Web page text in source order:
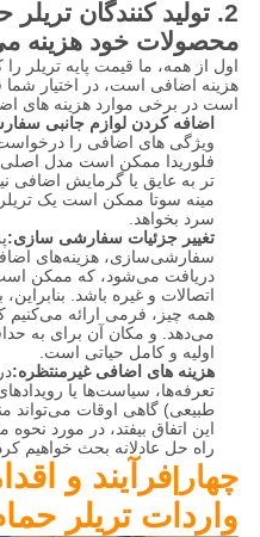
2. تولید کنندگان
محصولات خود هزینه
اول از همه، ما قیمت پایه تریلر
هزینه اضافی است، در اختیار
است در برخی موارد هزینه های
اضافه کردن لوازم جانبی
ویژگی های اضافی را درخواست
فلوریدا ممکن است مدل اصلی
تر به عایق یا گرمایش اضافی
مینه سوتا ممکن است یک
سرد بخواهد.
تغییر جزئیات سفارشی سازی:
سفارشی‌سازی، هزینه‌های
دریافت می‌شود، که ممکن
اتصالات و غیره باشد.
همه چیز، فرمی ارائه
می‌دهد. و مکان آن برای به
اولیه و کامل حیاتی است.
هزینه های اضافی غیرمنتظره:
تعرفه‌ها، سیاست‌ها یا
طبیعی) گاهی اوقات می‌تواند
این اتفاق بیفتد، در مورد
راه حل عادلانه بحث خواهیم
چهار|فرآیند و
واردات تریلر